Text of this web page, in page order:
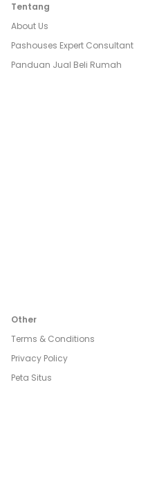
Tentang
About Us
Pashouses Expert Consultant
Panduan Jual Beli Rumah
Other
Terms & Conditions
Privacy Policy
Peta Situs